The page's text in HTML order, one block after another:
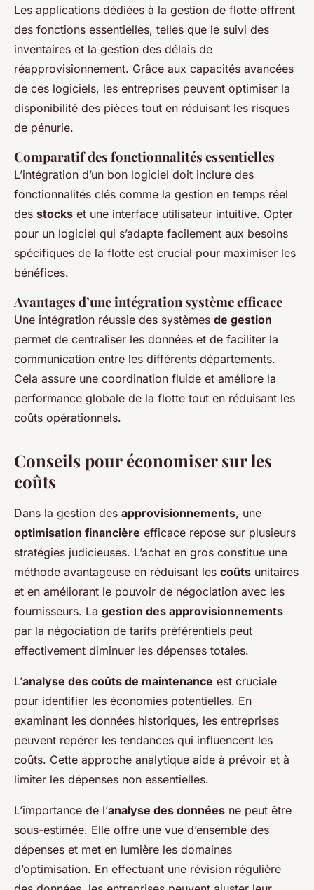
Les applications dédiées à la gestion de flotte offrent
des fonctions essentielles, telles que le suivi des
inventaires et la gestion des délais de
réapprovisionnement. Grâce aux capacités avancées
de ces logiciels, les entreprises peuvent optimiser la
disponibilité des pièces tout en réduisant les risques
de pénurie.
Comparatif des fonctionnalités essentielles
L’intégration d’un bon logiciel doit inclure des
fonctionnalités clés comme la gestion en temps réel
des stocks et une interface utilisateur intuitive. Opter
pour un logiciel qui s’adapte facilement aux besoins
spécifiques de la flotte est crucial pour maximiser les
bénéfices.
Avantages d’une intégration système efficace
Une intégration réussie des systèmes de gestion
permet de centraliser les données et de faciliter la
communication entre les différents départements.
Cela assure une coordination fluide et améliore la
performance globale de la flotte tout en réduisant les
coûts opérationnels.
Conseils pour économiser sur les
coûts
Dans la gestion des approvisionnements, une
optimisation financière efficace repose sur plusieurs
stratégies judicieuses. L’achat en gros constitue une
méthode avantageuse en réduisant les coûts unitaires
et en améliorant le pouvoir de négociation avec les
fournisseurs. La gestion des approvisionnements
par la négociation de tarifs préférentiels peut
effectivement diminuer les dépenses totales.
L’analyse des coûts de maintenance est cruciale
pour identifier les économies potentielles. En
examinant les données historiques, les entreprises
peuvent repérer les tendances qui influencent les
coûts. Cette approche analytique aide à prévoir et à
limiter les dépenses non essentielles.
L’importance de l’analyse des données ne peut être
sous-estimée. Elle offre une vue d’ensemble des
dépenses et met en lumière les domaines
d’optimisation. En effectuant une révision régulière